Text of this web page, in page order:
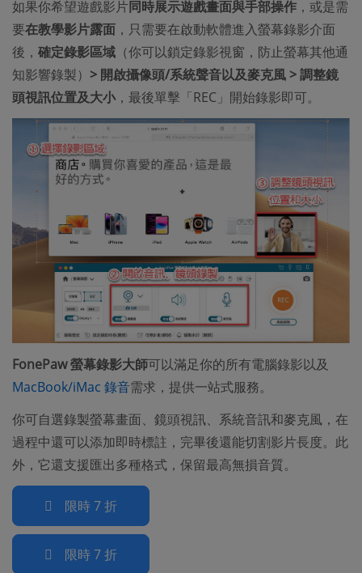
如果你希望遊戲影片同時展示遊戲畫面與手部操作 ，或是需
要在教學影片露面 ，只需要在啟動軟體進入螢幕錄影介面
後， 確定錄影區域 （你可以鎖定錄影視窗，防止螢幕其他通
知影響錄製） > 開啟攝像頭/系統聲音以及麥克風 > 調整鏡
頭視訊位置及大小，最後單擊「REC」開始錄影即可。
FonePaw 螢幕錄影大師可以滿足你的所有電腦錄影以及
MacBook/iMac 錄音需求，提供一站式服務。
你可自選錄製螢幕畫面、鏡頭視訊、系統音訊和麥克風，在
過程中還可以添加即時標註，完畢後還能切割影片長度。此
外，它還支援匯出多種格式，保留最高無損音質。
限時 7 折
限時 7 折